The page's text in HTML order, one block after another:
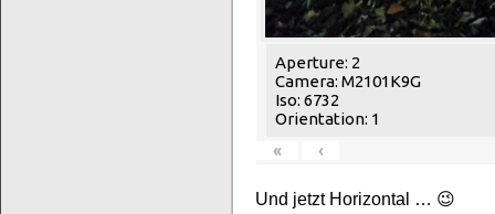
Aperture: 2
Camera: M2101K9G
Iso: 6732
Orientation: 1
«
‹
Und jetzt Horizontal … 😉